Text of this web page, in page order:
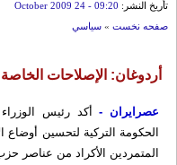
تأريخ النشر: 09:20
- 24 October 2009
صفحه نخست » سياسي
أردوغان: الإصلاحات
عصرایران - أكد رئيس
الحكومة التركية لتحسين أوضاع
المتمردين الأكراد من عناصر